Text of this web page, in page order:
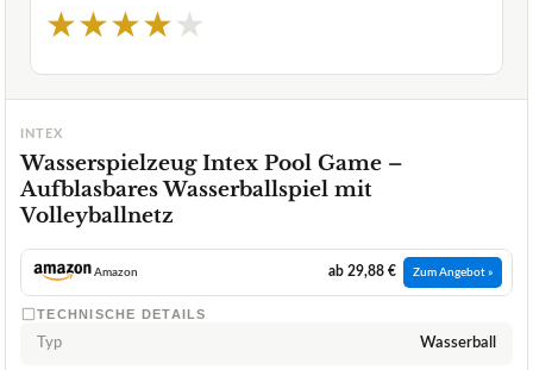
★★★★★
INTEX
Wasserspielzeug Intex Pool Game –
Aufblasbares Wasserballspiel mit
Volleyballnetz
Amazon ab 29,88 € Zum Angebot »
TECHNISCHE DETAILS
Typ Wasserball